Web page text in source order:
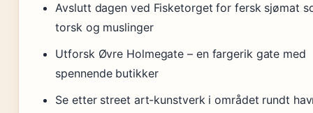
Avslutt dagen ved Fisketorget for fersk sjømat
torsk og muslinger
Utforsk Øvre Holmegate – en fargerik gate med
spennende butikker
Se etter street art-kunstverk i området rundt